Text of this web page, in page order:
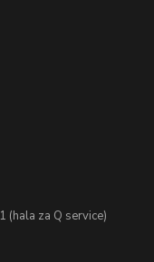
(hala za Q service)